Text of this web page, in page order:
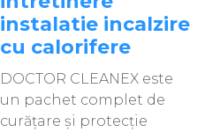
instalatie incalzire
cu calorifere
DOCTOR CLEANEX este
un pachet complet de
curățare și protecție